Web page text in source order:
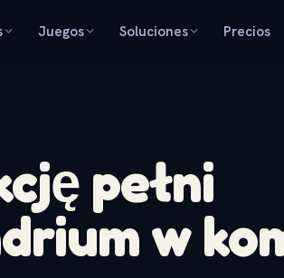
Juegos Soluciones Precios
pełni
w